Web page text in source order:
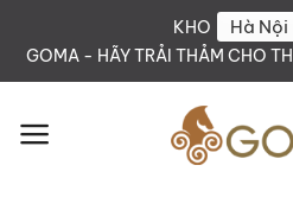
KHO
GOMA - HÃY TRẢI THẢM CHO